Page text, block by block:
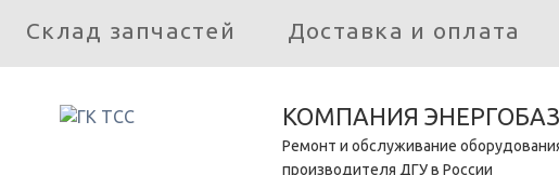
Склад запчастей Доставка и оплата
КОМПАНИЯ
Ремонт и обслуживание
производителя ДГУ в России